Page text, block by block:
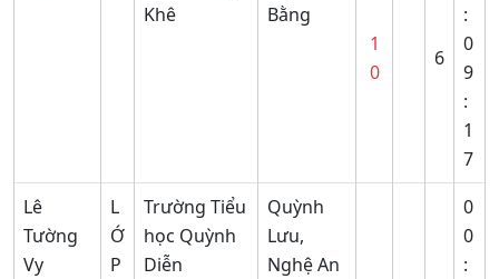
Khê
Bằng
1
0
6
:
0
9
:
1
7
Lê
Tường
Vy
L
Ớ
P
Trường Tiểu
học Quỳnh
Diễn
Quỳnh
Lưu,
Nghệ An
0
0
: